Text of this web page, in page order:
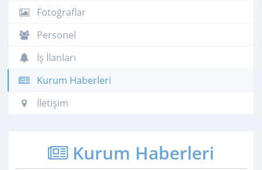
Fotoğraflar
Personel
İş İlanları
Kurum Haberleri
İletişim
Kurum Haberleri